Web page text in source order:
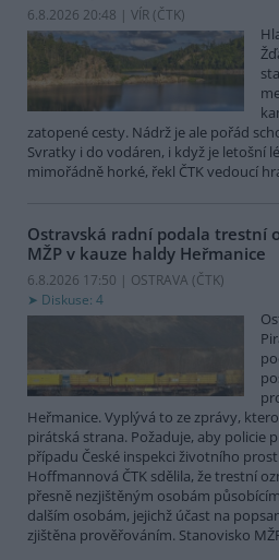
6.8.2026 20:48 | VÍR (ČTK)
zatopené cesty. Nádrž je ale pořád
Svratky i do vodáren, i když je letošní
mimořádně horké, řekl ČTK vedoucí
Ostravská radní podala trestní
MŽP v kauze haldy Heřmanice
6.8.2026 17:50 | OSTRAVA (ČTK)
Diskuse: 4
Heřmanice. Vyplývá to ze zprávy,
pirátská strana. Požaduje, aby policie
případu České inspekci životního
Hoffmannová ČTK sdělila, že trestní
přesně nezjištěným osobám
dalším osobám, jejichž účast na
zjištěna prověřováním. Stanovisko